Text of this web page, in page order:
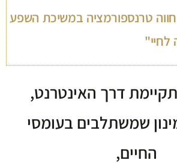
טרנספורמציה במשיכת השפע
לחיי"
דרך האינטרנט,
שמשתלבים בעומסי
החיים,